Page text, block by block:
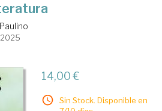
14,00 €
Sin Stock. Disponible en